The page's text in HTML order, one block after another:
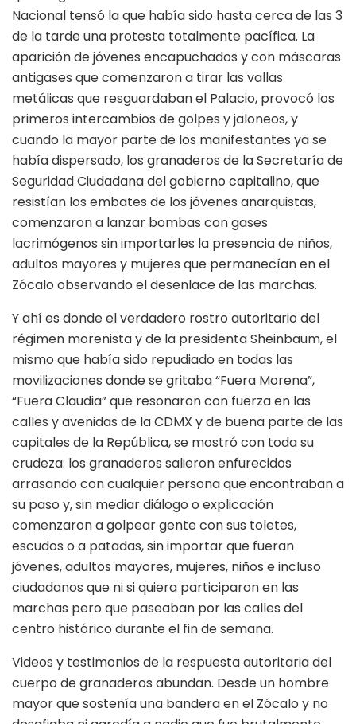
Nacional tensó la que había sido hasta cerca de las 3
de la tarde una protesta totalmente pacífica. La
aparición de jóvenes encapuchados y con máscaras
antigases que comenzaron a tirar las vallas
metálicas que resguardaban el Palacio, provocó los
primeros intercambios de golpes y jaloneos, y
cuando la mayor parte de los manifestantes ya se
había dispersado, los granaderos de la Secretaría de
Seguridad Ciudadana del gobierno capitalino, que
resistían los embates de los jóvenes anarquistas,
comenzaron a lanzar bombas con gases
lacrimógenos sin importarles la presencia de niños,
adultos mayores y mujeres que permanecían en el
Zócalo observando el desenlace de las marchas.
Y ahí es donde el verdadero rostro autoritario del
régimen morenista y de la presidenta Sheinbaum, el
mismo que había sido repudiado en todas las
movilizaciones donde se gritaba “Fuera Morena”,
“Fuera Claudia” que resonaron con fuerza en las
calles y avenidas de la CDMX y de buena parte de las
capitales de la República, se mostró con toda su
crudeza: los granaderos salieron enfurecidos
arrasando con cualquier persona que encontraban a
su paso y, sin mediar diálogo o explicación
comenzaron a golpear gente con sus toletes,
escudos o a patadas, sin importar que fueran
jóvenes, adultos mayores, mujeres, niños e incluso
ciudadanos que ni si quiera participaron en las
marchas pero que paseaban por las calles del
centro histórico durante el fin de semana.
Videos y testimonios de la respuesta autoritaria del
cuerpo de granaderos abundan. Desde un hombre
mayor que sostenía una bandera en el Zócalo y no